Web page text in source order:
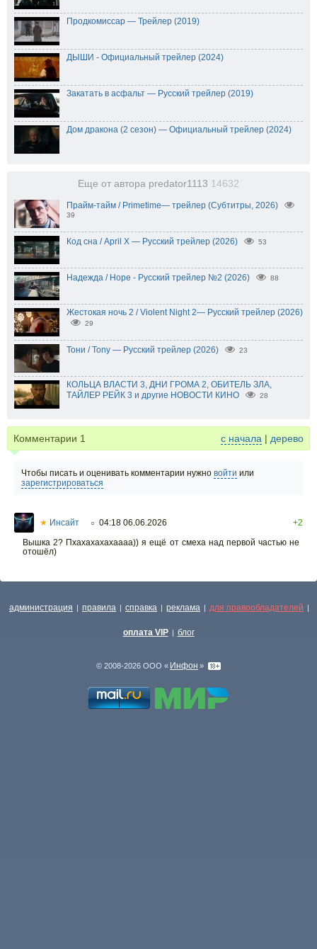
Продкомиссар — Трейлер (2019)
ДЫШИ - Официальный трейлер (2024)
Закатать в асфальт — Русский трейлер (2019)
Дом дракона (2 сезон) — Официальный трейлер (2024)
Еще от автора predator1113 14632
Прайм-тайм / Primetime— трейлер (Субтитры, 2026)
39
Код сна / April X — Русский трейлер (2026) 53
Надежда / Hope - Русский трейлер №2 (2026) 88
Жестокая ночь 2 / Violent Night 2— Русский трейлер (2026)
29
Тони / Tony — Русский трейлер (2026) 23
КОЛЬЦА ВЛАСТИ 3, ДНИ ГРОМА 2, ОБИТЕЛЬ ЗЛА,
ТАЙЛЕР РЕЙК 3 и другие НОВОСТИ КИНО
28
Комментарии 1 с начала | дерево
Чтобы писать и оценивать комментарии нужно войти или
зарегистрироваться
★ Инсайт ○ 04:18 06.06.2026
+2
Вышка 2? Пхахахахахаааа)) я ещё от смеха над первой частью не
отошёл)
администрация | правила | справка | реклама | для правообладателей |
оплата VIP | блог
© 2008-2026 ООО « Инфон »